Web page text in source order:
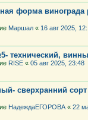
форма винограда
Маршал « 16 авг 2025,
технический,
RISE « 05 авг 2025, 23:48
сверхранний
НадеждаЕГОРОВА « 22